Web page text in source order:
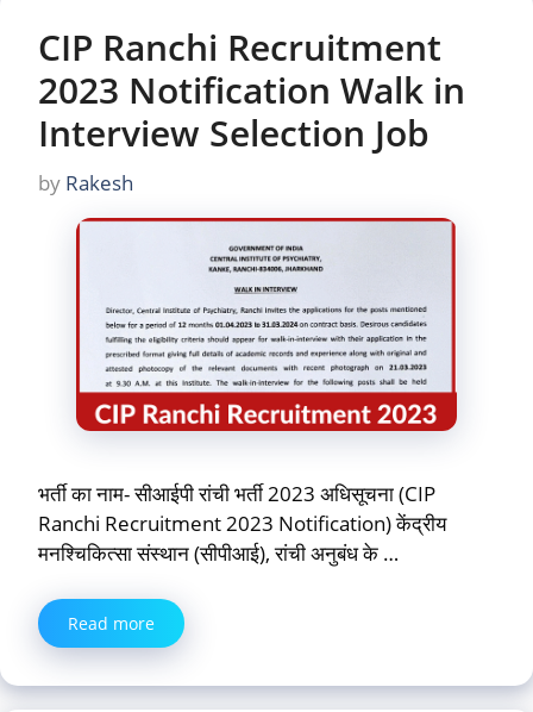
CIP Ranchi Recruitment
2023 Notification Walk in
Interview Selection Job
by Rakesh
भर्ती का नाम- सीआईपी रांची भर्ती 2023 अधिसूचना (CIP
Ranchi Recruitment 2023 Notification) केंद्रीय
मनश्चिकित्सा संस्थान (सीपीआई), रांची अनुबंध के …
Read more